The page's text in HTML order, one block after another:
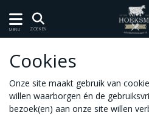
MENU ZOEKEN
Cookies
Onze site maakt gebruik van
willen waarborgen én de
bezoek(en) aan onze site willen